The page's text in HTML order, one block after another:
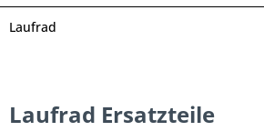
Laufrad
Laufrad Ersatzteile